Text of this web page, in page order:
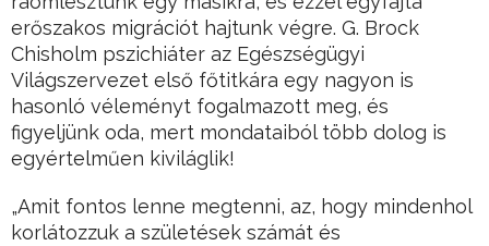
erőszakos migrációt hajtunk végre. G. Brock
Chisholm pszichiáter az Egészségügyi
Világszervezet első főtitkára egy nagyon is
hasonló véleményt fogalmazott meg, és
figyeljünk oda, mert mondataiból több dolog is
egyértelműen kiviláglik!
„Amit fontos lenne megtenni, az, hogy mindenhol
korlátozzuk a születések számát és